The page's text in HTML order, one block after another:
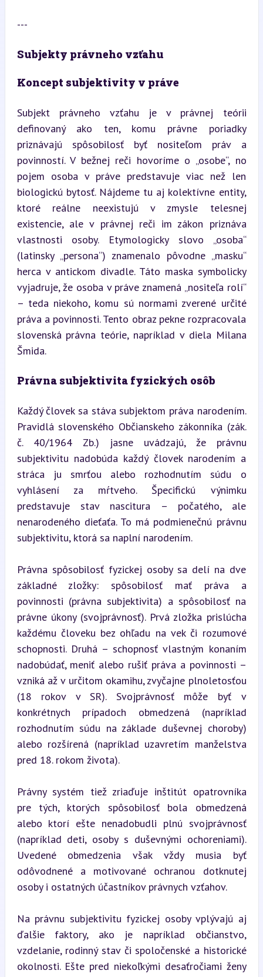
---
Subjekty právneho vzťahu
Koncept subjektivity v práve
Subjekt právneho vzťahu je v právnej teórii
definovaný ako ten, komu právne poriadky
priznávajú spôsobilosť byť nositeľom práv a
povinností. V bežnej reči hovoríme o „osobe“, no
pojem osoba v práve predstavuje viac než len
biologickú bytosť. Nájdeme tu aj kolektívne entity,
ktoré reálne neexistujú v zmysle telesnej
existencie, ale v právnej reči im zákon priznáva
vlastnosti osoby. Etymologicky slovo „osoba“
(latinsky „persona“) znamenalo pôvodne „masku“
herca v antickom divadle. Táto maska symbolicky
vyjadruje, že osoba v práve znamená „nositeľa rolí“
– teda niekoho, komu sú normami zverené určité
práva a povinnosti. Tento obraz pekne rozpracovala
slovenská právna teórie, napríklad v diela Milana
Šmida.
Právna subjektivita fyzických osôb
Každý človek sa stáva subjektom práva narodením.
Pravidlá slovenského Občianskeho zákonníka (zák.
č. 40/1964 Zb.) jasne uvádzajú, že právnu
subjektivitu nadobúda každý človek narodením a
stráca ju smrťou alebo rozhodnutím súdu o
vyhlásení za mŕtveho. Špecifickú výnimku
predstavuje stav nascitura – počatého, ale
nenarodeného dieťaťa. To má podmienečnú právnu
subjektivitu, ktorá sa naplní narodením.
Právna spôsobilosť fyzickej osoby sa delí na dve
základné zložky: spôsobilosť mať práva a
povinnosti (právna subjektivita) a spôsobilosť na
právne úkony (svojprávnosť). Prvá zložka prislúcha
každému človeku bez ohľadu na vek či rozumové
schopnosti. Druhá – schopnosť vlastným konaním
nadobúdať, meniť alebo rušiť práva a povinnosti –
vzniká až v určitom okamihu, zvyčajne plnoletosťou
(18 rokov v SR). Svojprávnosť môže byť v
konkrétnych prípadoch obmedzená (napríklad
rozhodnutím súdu na základe duševnej choroby)
alebo rozšírená (napríklad uzavretím manželstva
pred 18. rokom života).
Právny systém tiež zriaďuje inštitút opatrovníka
pre tých, ktorých spôsobilosť bola obmedzená
alebo ktorí ešte nenadobudli plnú svojprávnosť
(napríklad deti, osoby s duševnými ochoreniami).
Uvedené obmedzenia však vždy musia byť
odôvodnené a motivované ochranou dotknutej
osoby i ostatných účastníkov právnych vzťahov.
Na právnu subjektivitu fyzickej osoby vplývajú aj
ďalšie faktory, ako je napríklad občianstvo,
vzdelanie, rodinný stav či spoločenské a historické
okolnosti. Ešte pred niekoľkými desaťročiami ženy